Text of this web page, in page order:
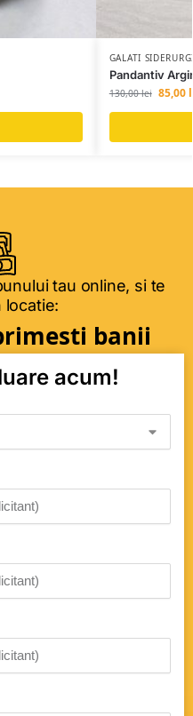
GALATI
Pandantiv
130,00lei 85,00
tau online, si te
locatie:
banii
acum!